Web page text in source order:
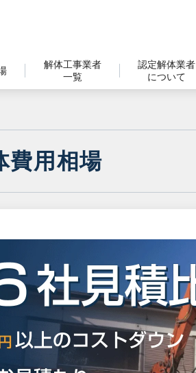
解体工事業者
一覧
認定解体業者
について
費用相場